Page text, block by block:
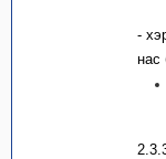
-
нас